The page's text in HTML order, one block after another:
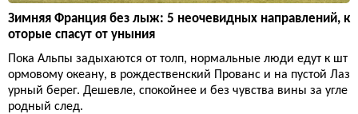
Зимняя Франция без лыж: 5 неочевидных направлений, к
оторые спасут от уныния
Пока Альпы задыхаются от толп, нормальные люди едут к шт
ормовому океану, в рождественский Прованс и на пустой Лаз
урный берег. Дешевле, спокойнее и без чувства вины за угле
родный след.